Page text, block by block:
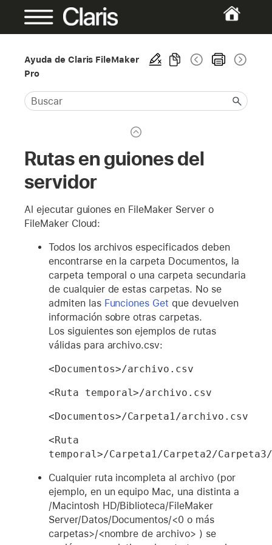
Ayuda de Claris FileMaker
Pro
Rutas en guiones del
servidor
Al ejecutar guiones en FileMaker Server o
FileMaker Cloud:
Todos los archivos especificados deben
encontrarse en la carpeta Documentos, la
carpeta temporal o una carpeta secundaria
de cualquier de estas carpetas. No se
admiten las Funciones Get que devuelven
información sobre otras carpetas.
Los siguientes son ejemplos de rutas
válidas para archivo.csv:
<Documentos>/archivo.csv
<Ruta temporal>/archivo.csv
<Documentos>/Carpeta1/archivo.csv
<Ruta
temporal>/Carpeta1/Carpeta2/
Cualquier ruta incompleta al archivo (por
ejemplo, en un equipo Mac, una distinta a
/Macintosh HD/Biblioteca/FileMaker
Server/Datos/Documentos/<0 o más
carpetas>/<nombre de archivo> ) se